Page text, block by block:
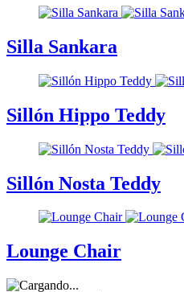
Silla Sankara
Sillón Hippo Teddy
Sillón Nosta Teddy
Lounge Chair